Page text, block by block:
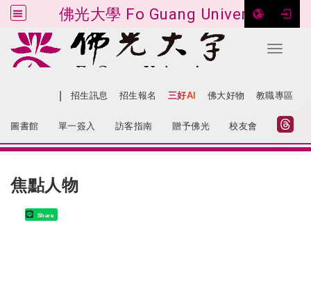
佛光大學 Fo Guang University
Toggle
跳到主要內容
招生訊息 招生報名 三好AI 佛大好物 教職專區
圖書館 單一簽入 訪客指南 贈予佛光 校友會
焦點人物
Share